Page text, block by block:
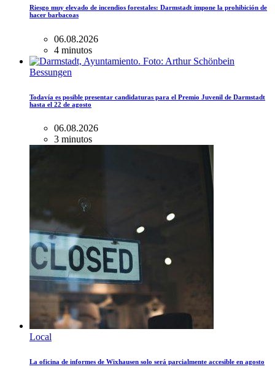
Riesgo muy elevado de incendios forestales: Darmstadt impone la prohibición de
hacer barbacoas
06.08.2026
4 minutos
Bessungen
Todavía es posible presentar candidaturas para el Premio Juvenil de Darmstadt
hasta el 22 de agosto
06.08.2026
3 minutos
Local
La oficina de informes de Wixhausen solo será parcialmente accesible en agosto